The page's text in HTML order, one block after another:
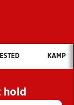
vil du søge efter?
NYHEDER
OG
KAMP
hold